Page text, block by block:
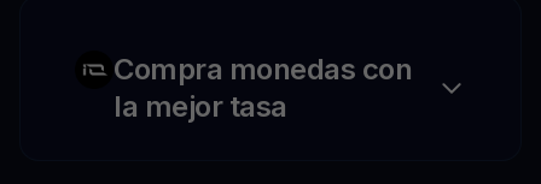
Compra monedas con
la mejor tasa